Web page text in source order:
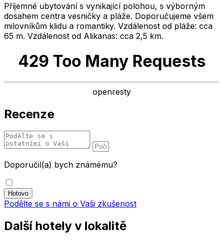
Příjemné ubytování s vynikající polohou, s výborným
dosahem centra vesničky a pláže. Doporučujeme všem
milovníkům klidu a romantiky. Vzdálenost od pláže: cca
65 m. Vzdálenost od Alikanas: cca 2,5 km.
429 Too Many Requests
openresty
Recenze
Doporučil(a) bych známému?
Podělte se s námi o Vaši zkušenost
Další hotely v lokalitě